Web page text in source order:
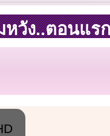
วัง..ตอนแร